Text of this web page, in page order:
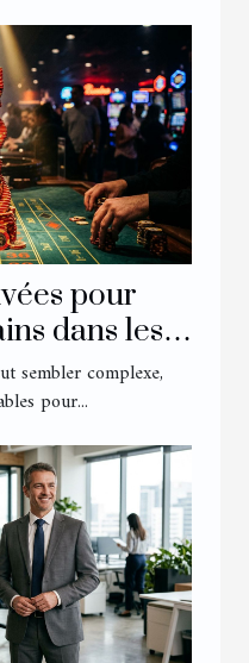
pour
dans les
sembler complexe,
pour...